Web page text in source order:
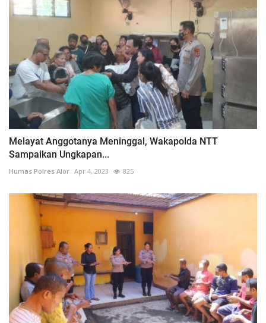
Melayat Anggotanya Meninggal, Wakapolda NTT
Sampaikan Ungkapan...
Humas Polres Alor Apr 4, 2023 825